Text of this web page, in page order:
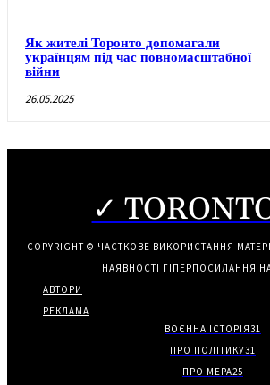
Як жителі Торонто допомагали
українцям під час повномасштабної
війни
26.05.2025
✓
COPYRIGHT © ЧАСТКОВЕ ВИКОРИСТАННЯ
НАЯВНОСТІ ГІПЕРПОСИЛАННЯ
АВТОРИ
РЕКЛАМА
ВОЄННА ІСТОРІЯ31
ПРО ПОЛІТИКУ31
ПРО МЕРА25